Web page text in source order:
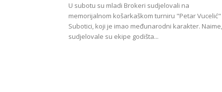
U subotu su mladi Brokeri sudjelovali na
memorijalnom košarkaškom turniru "Petar
Subotici, koji je imao međunarodni karakter. Naime,
sudjelovale su ekipe godišta...